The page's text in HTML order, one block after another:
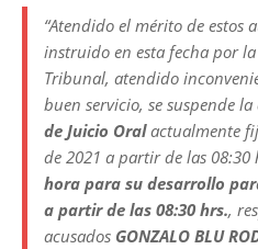
“Atendido el mérito de estos
instruido en esta fecha por
Tribunal, atendido
buen servicio, se suspende la
de Juicio Oralactualmente
de 2021 a partir de las 08:30
hora para su desarrollo
a partir de las 08:30 hrs.,
acusados GONZALO BLU